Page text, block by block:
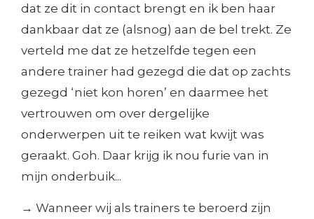
dat ze dit in contact brengt en ik ben haar
dankbaar dat ze (alsnog) aan de bel trekt. Ze
verteld me dat ze hetzelfde tegen een
andere trainer had gezegd die dat op zachts
gezegd ‘niet kon horen’ en daarmee het
vertrouwen om over dergelijke
onderwerpen uit te reiken wat kwijt was
geraakt. Goh. Daar krijg ik nou furie van in
mijn onderbuik...
→ Wanneer wij als trainers te beroerd zijn